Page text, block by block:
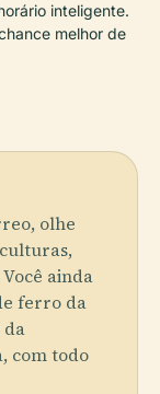
inteligente.
melhor de
olhe
ainda
ferro da
da
com todo